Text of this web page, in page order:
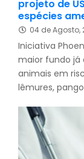
projeto de
espécies
04 de Agosto,
Iniciativa
maior fundo já
animais em
lêmures,